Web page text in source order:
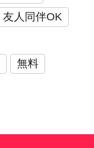
友人同伴OK
無料